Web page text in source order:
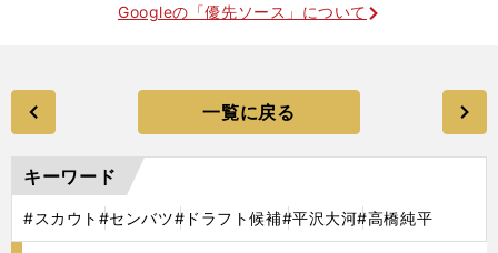
Googleの「優先ソース」について
一覧に戻る
キーワード
#スカウト #センバツ#ドラフト候補#平沢大河#高橋純平